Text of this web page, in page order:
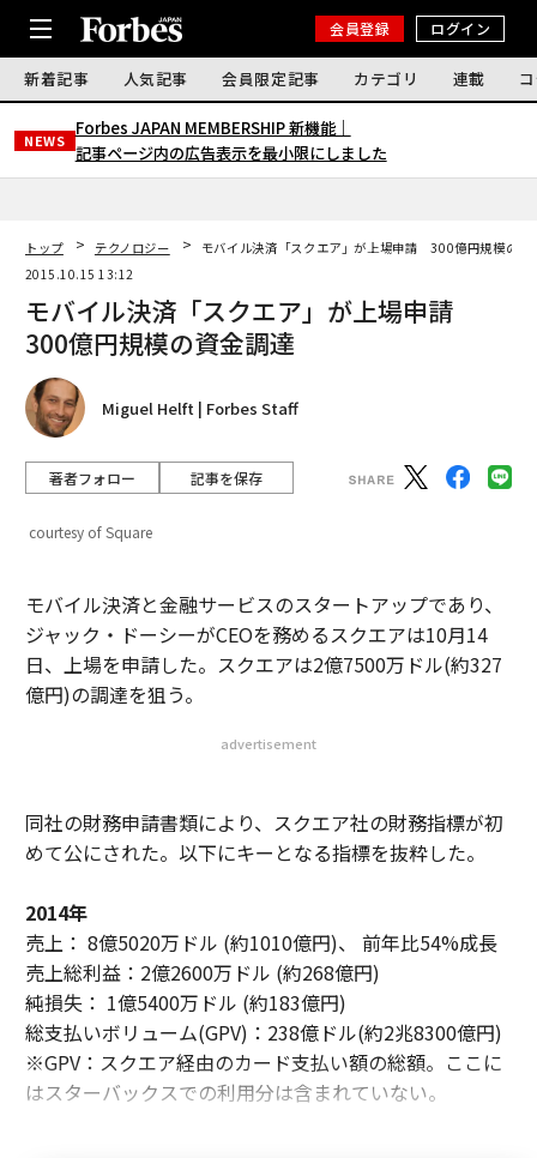
会員登録 ログイン
新着記事 人気記事 会員限定記事 カテゴリ 連載
NEWS
Forbes JAPAN MEMBERSHIP 新機能｜
記事ページ内の広告表示を最小限にしました
トップ テクノロジー
モバイル決済「スクエア」が上場申請 300億円規模の資
2015.10.15 13:12
モバイル決済「スクエア」が上場申請
300億円規模の資金調達
Miguel Helft | Forbes Staff
著者フォロー 記事を保存
courtesy of Square
モバイル決済と金融サービスのスタートアップであり、
ジャック・ドーシーがCEOを務めるスクエアは10月14
日、上場を申請した。スクエアは2億7500万ドル(約327
億円)の調達を狙う。
advertisement
同社の財務申請書類により、スクエア社の財務指標が初
めて公にされた。以下にキーとなる指標を抜粋した。
2014年
売上： 8億5020万ドル (約1010億円)、 前年比54%成長
売上総利益：2億2600万ドル (約268億円)
純損失： 1億5400万ドル (約183億円)
総支払いボリューム(GPV)：238億ドル(約2兆8300億円)
※GPV：スクエア経由のカード支払い額の総額。ここに
はスターバックスでの利用分は含まれていない。